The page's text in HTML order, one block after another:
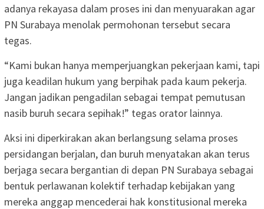
adanya rekayasa dalam proses ini dan menyuarakan agar
PN Surabaya menolak permohonan tersebut secara
tegas.
“Kami bukan hanya memperjuangkan pekerjaan kami, tapi
juga keadilan hukum yang berpihak pada kaum pekerja.
Jangan jadikan pengadilan sebagai tempat pemutusan
nasib buruh secara sepihak!” tegas orator lainnya.
Aksi ini diperkirakan akan berlangsung selama proses
persidangan berjalan, dan buruh menyatakan akan terus
berjaga secara bergantian di depan PN Surabaya sebagai
bentuk perlawanan kolektif terhadap kebijakan yang
mereka anggap mencederai hak konstitusional mereka